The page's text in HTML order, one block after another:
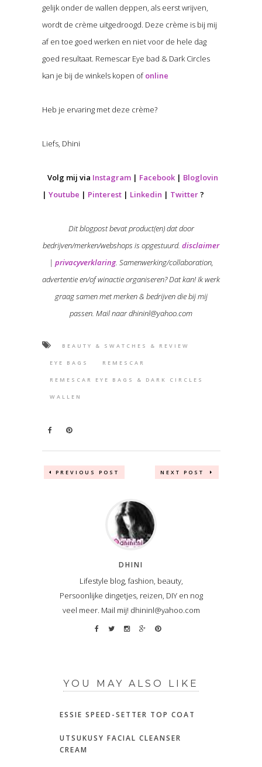
gelijk onder de wallen deppen, als eerst wrijven,
wordt de crème uitgedroogd. Deze crème is bij mij
af en toe goed werken en niet voor de hele dag
goed resultaat. Remescar Eye bad & Dark Circles
kan je bij de winkels kopen ofonline
Heb je ervaring met deze crème?
Liefs, Dhini
Volg mij via Instagram| Facebook| Bloglovin
| Youtube | Pinterest| Linkedin | Twitter?
Dit blogpost bevat product(en) dat door
bedrijven/merken/webshops is opgestuurd. disclaimer
| privacyverklaring. Samenwerking/collaboration,
advertentie en/of winactie organiseren? Dat kan! Ik werk
graag samen met merken & bedrijven die bij mij
passen. Mail naar dhininl@yahoo.com
BEAUTY & SWATCHES & REVIEW
EYE BAGS REMESCAR
REMESCAR EYE BAGS & DARK CIRCLES
WALLEN
PREVIOUS POST NEXT POST
DHINI
Lifestyle blog, fashion, beauty,
Persoonlijke dingetjes, reizen, DIY en nog
veel meer. Mail mij! dhininl@yahoo.com
YOU MAY ALSO LIKE
ESSIE SPEED-SETTER TOP COAT
UTSUKUSY FACIAL CLEANSER
CREAM